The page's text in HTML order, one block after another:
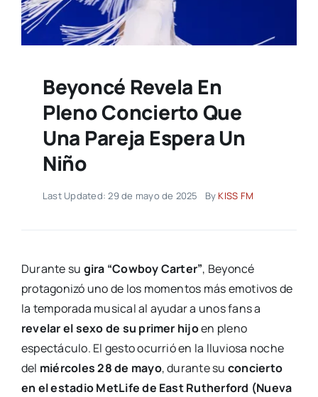
Beyoncé Revela En
Pleno Concierto Que
Una Pareja Espera Un
Niño
Last Updated: 29 de mayo de 2025 By KISS FM
Durante su gira “Cowboy Carter”, Beyoncé
protagonizó uno de los momentos más emotivos de
la temporada musical al ayudar a unos fans a
revelar el sexo de su primer hijoen pleno
espectáculo. El gesto ocurrió en la lluviosa noche
del miércoles 28 de mayo, durante su concierto
en el estadio MetLife de East Rutherford (Nueva